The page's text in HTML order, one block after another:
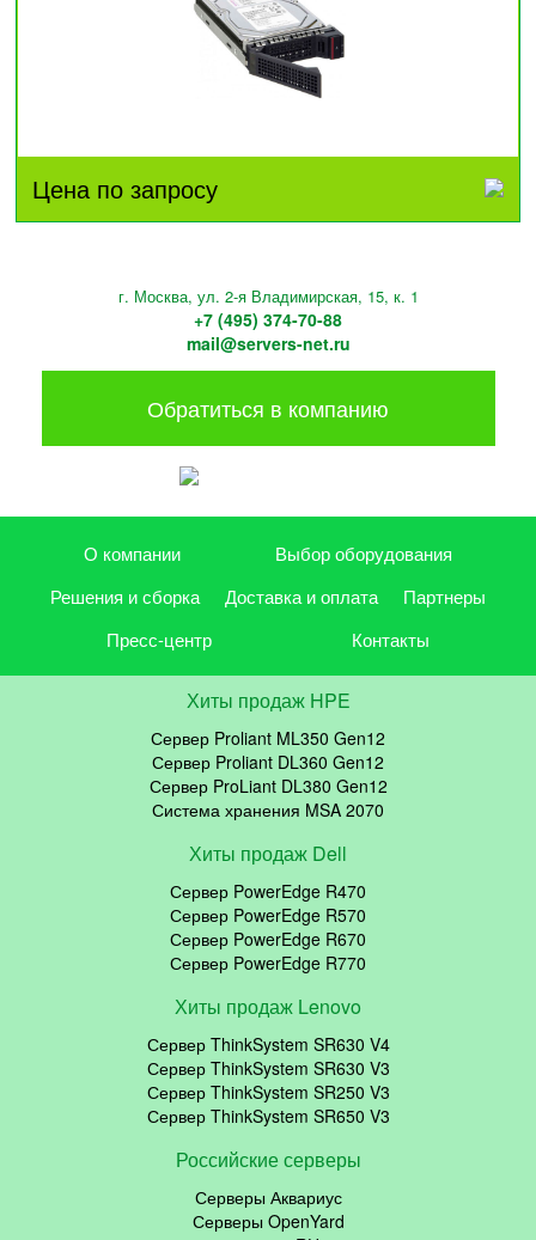
Цена по запросу
г. Москва, ул. 2-я Владимирская, 15, к. 1
+7 (495) 374-70-88
mail@servers-net.ru
Обратиться в компанию
О компании
Выбор оборудования
Решения и сборка
Доставка и оплата
Партнеры
Пресс-центр
Контакты
Хиты продаж HPE
Сервер Proliant ML350 Gen12
Сервер Proliant DL360 Gen12
Сервер ProLiant DL380 Gen12
Система хранения MSA 2070
Хиты продаж Dell
Сервер PowerEdge R470
Сервер PowerEdge R570
Сервер PowerEdge R670
Сервер PowerEdge R770
Хиты продаж Lenovo
Сервер ThinkSystem SR630 V4
Сервер ThinkSystem SR630 V3
Сервер ThinkSystem SR250 V3
Сервер ThinkSystem SR650 V3
Российские серверы
Серверы Аквариус
Серверы OpenYard